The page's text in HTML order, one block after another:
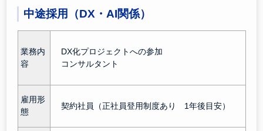
中途採用（DX・AI関係）
業務内
容
DX化プロジェクトへの参加
コンサルタント
雇用形
態
契約社員（正社員登用制度あり 1年後目安）